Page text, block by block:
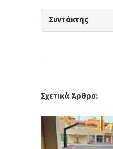
Συντάκτης
Σχετικά Άρθρα: